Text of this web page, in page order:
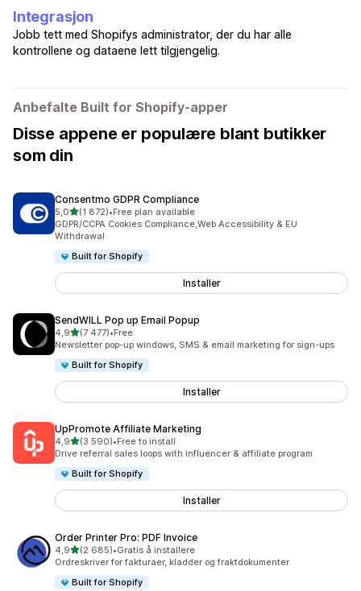
Integrasjon
Jobb tett med Shopifys administrator, der du har alle
kontrollene og dataene lett tilgjengelig.
Anbefalte Built for Shopify-apper
Disse appene er populære blant butikker
som din
Consentmo GDPR Compliance
5,0av 5 stjerner
(1 872)
Totalt 1872 omtaler
•Free plan available
GDPR/CCPA Cookies Compliance,Web Accessibility & EU
Withdrawal
Built for Shopify
Installer
SendWILL Pop up Email Popup
4,9av 5 stjerner
(7 477)
Totalt 7477 omtaler
•Free
Newsletter pop-up windows, SMS & email marketing for sign-ups
Built for Shopify
Installer
UpPromote Affiliate Marketing
4,9av 5 stjerner
(3 590)
Totalt 3590 omtaler
•Free to install
Drive referral sales loops with influencer & affiliate program
Built for Shopify
Installer
Order Printer Pro: PDF Invoice
4,9av 5 stjerner
(2 685)
Totalt 2685 omtaler
•Gratis å installere
Ordreskriver for fakturaer, kladder og fraktdokumenter
Built for Shopify